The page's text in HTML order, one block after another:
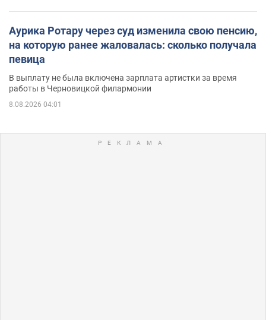
Аурика Ротару через суд изменила свою пенсию,
на которую ранее жаловалась: сколько получала
певица
В выплату не была включена зарплата артистки за время
работы в Черновицкой филармонии
8.08.2026 04:01